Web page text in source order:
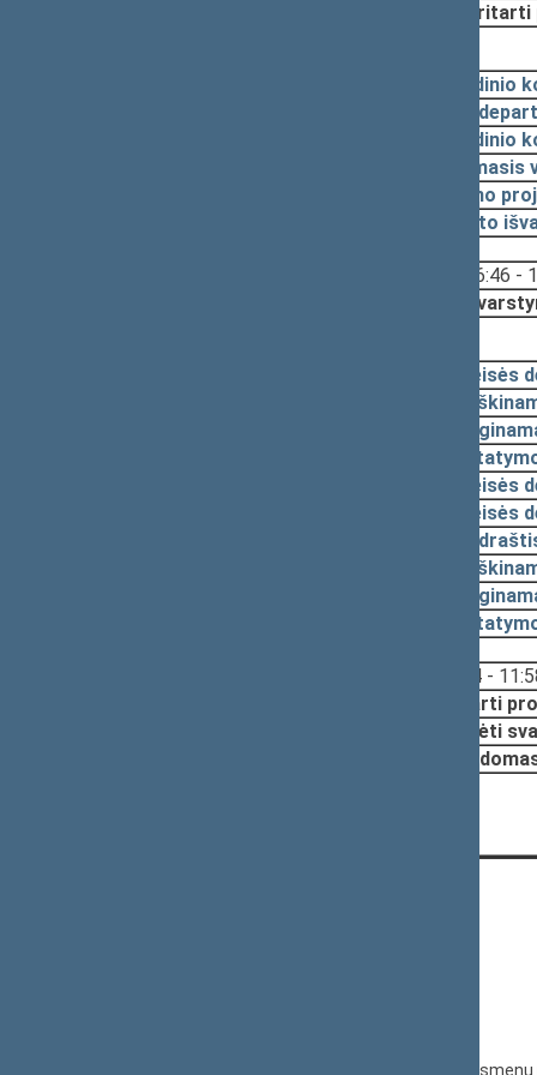
Pagrindinio
Teisės
Pagrindinio
Įstatymo
Komiteto
16:46 -
Teisės
Teisės
Teisės
11:24 -
Pritarti
Pradėti
Duomenys kaupiami ir saugomi Juridinių